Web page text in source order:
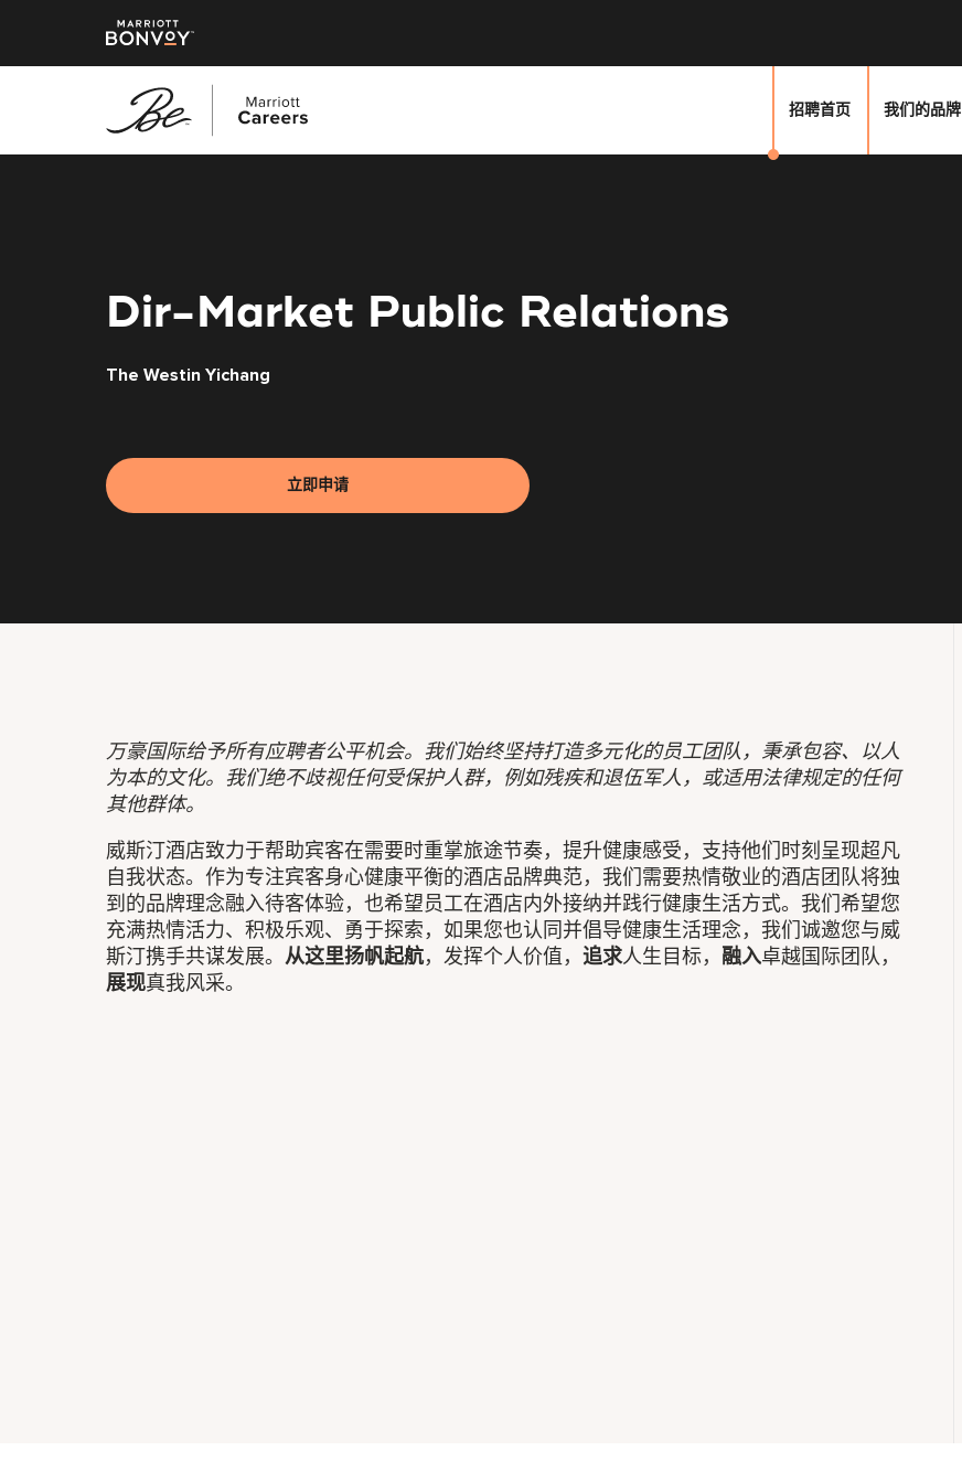
招聘首页 我们的品牌
Dir-Market Public Relations
The Westin Yichang
立即申请
万豪国际给予所有应聘者公平机会。我们始终坚持打造多元化的员工团队，秉承包容、以人
为本的文化。我们绝不歧视任何受保护人群，例如残疾和退伍军人，或适用法律规定的任何
其他群体。
威斯汀酒店致力于帮助宾客在需要时重掌旅途节奏，提升健康感受，支持他们时刻呈现超凡
自我状态。作为专注宾客身心健康平衡的酒店品牌典范，我们需要热情敬业的酒店团队将独
到的品牌理念融入待客体验，也希望员工在酒店内外接纳并践行健康生活方式。我们希望您
充满热情活力、积极乐观、勇于探索，如果您也认同并倡导健康生活理念，我们诚邀您与威
斯汀携手共谋发展。 从这里扬帆起航，发挥个人价值， 追求人生目标， 融入卓越国际团队，
展现真我风采。